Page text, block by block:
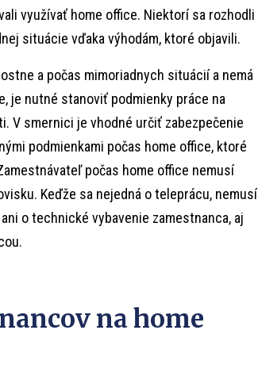
využívať home office. Niektorí sa rozhodli
situácie vďaka výhodám, ktoré objavili.
a počas mimoriadnych situácií a nemá
je nutné stanoviť podmienky práce na
V smernici je vhodné určiť zabezpečenie
podmienkami počas home office, ktoré
počas home office nemusí
Keďže sa nejedná o teleprácu, nemusí
o technické vybavenie zamestnanca, aj
na home